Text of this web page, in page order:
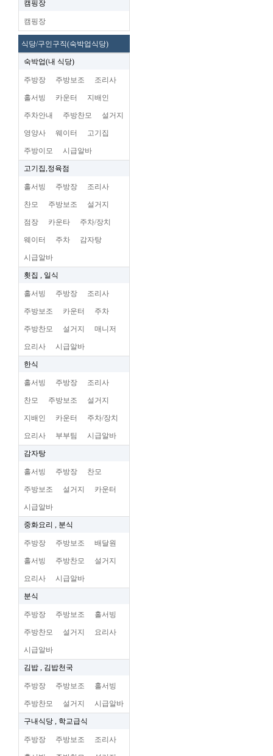
캠핑장
캠핑장
식당/구인구직(숙박업식당)
숙박업(내 식당)
주방장 주방보조 조리사
홀서빙 카운터 지배인
주차안내 주방찬모 설거지
영양사 웨이터 고기집
주방이모 시급알바
고기집,정육점
홀서빙 주방장 조리사
찬모 주방보조 설거지
점장 카운타 주차/장치
웨이터 주차 감자탕
시급알바
횟집 , 일식
홀서빙 주방장 조리사
주방보조 카운터 주차
주방찬모 설거지 매니저
요리사 시급알바
한식
홀서빙 주방장 조리사
찬모 주방보조 설거지
지배인 카운터 주차/장치
요리사 부부팀 시급알바
감자탕
홀서빙 주방장 찬모
주방보조 설거지 카운터
시급알바
중화요리 , 분식
주방장 주방보조 배달원
홀서빙 주방찬모 설거지
요리사 시급알바
분식
주방장 주방보조 홀서빙
주방찬모 설거지 요리사
시급알바
김밥 , 김밥천국
주방장 주방보조 홀서빙
주방찬모 설거지 시급알바
구내식당 , 학교급식
주방장 주방보조 조리사